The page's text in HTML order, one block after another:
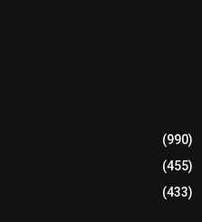
(990)
(455)
(433)